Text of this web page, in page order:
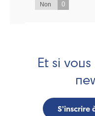
Non 0
Et si
S'inscrire